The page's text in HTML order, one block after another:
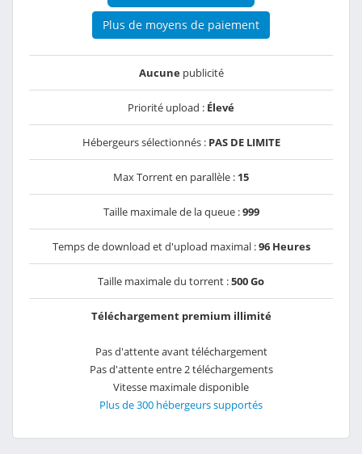
Plus de moyens de paiement
Aucunepublicité
Priorité upload : Élevé
Hébergeurs sélectionnés : PAS DE LIMITE
Max Torrent en parallèle : 15
Taille maximale de la queue :999
Temps de download et d'upload maximal :96 Heures
Taille maximale du torrent :500 Go
Téléchargement premium illimité
Pas d'attente avant téléchargement
Pas d'attente entre 2 téléchargements
Vitesse maximale disponible
Plus de 300 hébergeurs supportés